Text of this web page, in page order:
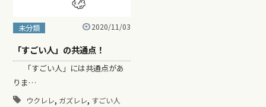
未分類 2020/11/03
「すごい人」の共通点！
「すごい人」には共通点があ
りま…
ウクレレ, ガズレレ, すごい人